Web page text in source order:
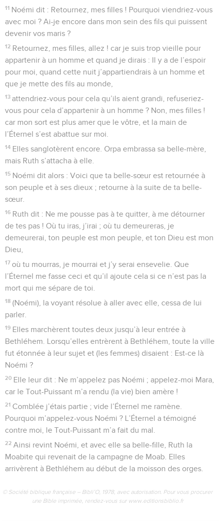
11 Noémi dit : Retournez, mes filles ! Pourquoi viendriez-vous
avec moi ? Ai-je encore dans mon sein des fils qui puissent
devenir vos maris ?
12 Retournez, mes filles, allez ! car je suis trop vieille pour
appartenir à un homme et quand je dirais : Il y a de l’espoir
pour moi, quand cette nuit j’appartiendrais à un homme et
que je mette des fils au monde,
13 attendriez-vous pour cela qu’ils aient grandi, refuseriez-
vous pour cela d’appartenir à un homme ? Non, mes filles !
car mon sort est plus amer que le vôtre, et la main de
l’Éternel s’est abattue sur moi.
14 Elles sanglotèrent encore. Orpa embrassa sa belle-mère,
mais Ruth s’attacha à elle.
15 Noémi dit alors : Voici que ta belle-sœur est retournée à
son peuple et à ses dieux ; retourne à la suite de ta belle-
sœur.
16 Ruth dit : Ne me pousse pas à te quitter, à me détourner
de tes pas ! Où tu iras, j’irai ; où tu demeureras, je
demeurerai, ton peuple est mon peuple, et ton Dieu est mon
Dieu,
17 où tu mourras, je mourrai et j’y serai ensevelie. Que
l’Éternel me fasse ceci et qu’il ajoute cela si ce n’est pas la
mort qui me sépare de toi.
18 (Noémi), la voyant résolue à aller avec elle, cessa de lui
parler.
19 Elles marchèrent toutes deux jusqu’à leur entrée à
Bethléhem. Lorsqu’elles entrèrent à Bethléhem, toute la ville
fut étonnée à leur sujet et (les femmes) disaient : Est-ce là
Noémi ?
20 Elle leur dit : Ne m’appelez pas Noémi ; appelez-moi Mara,
car le Tout-Puissant m’a rendu (la vie) bien amère !
21 Comblée j’étais partie ; vide l’Éternel me ramène.
Pourquoi m’appelez-vous Noémi ? L’Éternel a témoigné
contre moi, le Tout-Puissant m’a fait du mal.
22 Ainsi revint Noémi, et avec elle sa belle-fille, Ruth la
Moabite qui revenait de la campagne de Moab. Elles
arrivèrent à Bethléhem au début de la moisson des orges.
© Société biblique française – Bibli’O, 1978, avec autorisation. Pour vous procurer
une Bible imprimée, rendez-vous sur www.editionsbiblio.fr